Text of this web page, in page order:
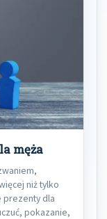
męża
niż tylko
prezenty dla
pokazanie,